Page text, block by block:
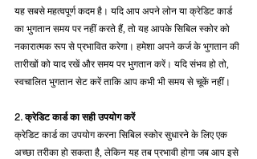
यह सबसे महत्वपूर्ण कदम है। यदि आप अपने लोन या क्रेडिट कार्ड
का भुगतान समय पर नहीं करते हैं, तो यह आपके सिबिल स्कोर को
नकारात्मक रूप से प्रभावित करेगा। हमेशा अपने कर्ज के भुगतान की
तारीखों को याद रखें और समय पर भुगतान करें। यदि संभव हो तो,
स्वचालित भुगतान सेट करें ताकि आप कभी भी समय से चूकें नहीं।
2. क्रेडिट कार्ड का सही उपयोग करें
क्रेडिट कार्ड का उपयोग करना सिबिल स्कोर सुधारने के लिए एक
अच्छा तरीका हो सकता है, लेकिन यह तब प्रभावी होगा जब आप इसे